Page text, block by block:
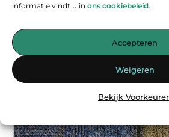
informatie vindt u in ons cookiebeleid.
Accepteren
Weigeren
Bekijk
Weten over Startaccu's
In de wereld van voertuigen schuilt er
startaccu. Deze technologische